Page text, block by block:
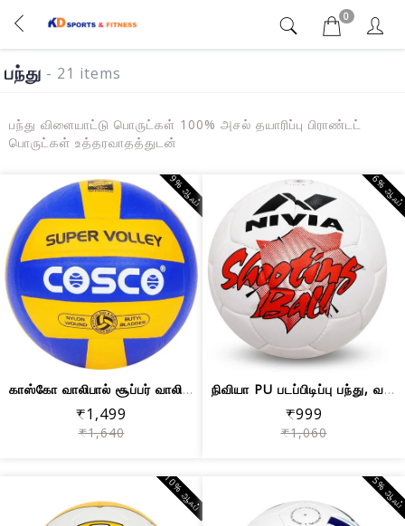
0
பந்து - 21 items
பந்து விளையாட்டு பொருட்கள் 100% அசல் தயாரிப்பு பிராண்டட்
பொருட்கள் உத்தரவாதத்துடன்
காஸ்கோ வாலிபால் சூப்பர் வாலி பால் | 1...
₹1,499
₹1,640
9% ஆஃப்
நிவியா PU படப்பிடிப்பு பந்து, வகைப்பட...
₹999
₹1,060
6%
10% ஆஃப் 5%